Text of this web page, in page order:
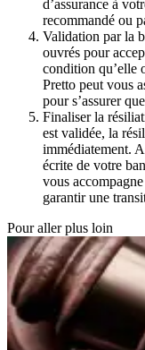
d’assurance à
recommandé ou
Validation par la
ouvrés pour
condition qu’elle
Pretto peut vous
pour s’assurer
Finaliser la
est validée, la
immédiatement.
écrite de votre
vous
garantir une
Pour aller plus loin